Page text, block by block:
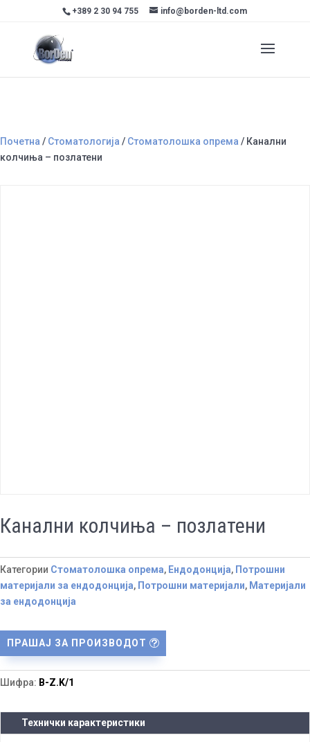
+389 2 30 94 755 info@borden-ltd.com
Почетна / Стоматологија / Стоматолошка опрема / Канални
колчиња – позлатени
Канални колчиња – позлатени
Категории Стоматолошка опрема, Ендодонција, Потрошни
материјали за ендодонција, Потрошни материјали, Материјали
за ендодонција
ПРАШАЈ ЗА ПРОИЗВОДОТ
Шифра: B-Z.K/1
Технички карактеристики